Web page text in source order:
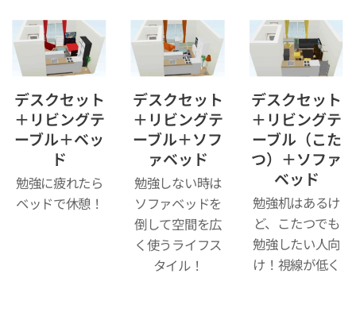
デスクセット
＋リビングテ
ーブル＋ベッ
ド
勉強に疲れたら
ベッドで休憩！
デスクセット
＋リビングテ
ーブル＋ソフ
ァベッド
勉強しない時は
ソファベッドを
倒して空間を広
く使うライフス
タイル！
デスクセット
＋リビングテ
ーブル（こた
つ）＋ソファ
ベッド
勉強机はあるけ
ど、こたつでも
勉強したい人向
け！視線が低く